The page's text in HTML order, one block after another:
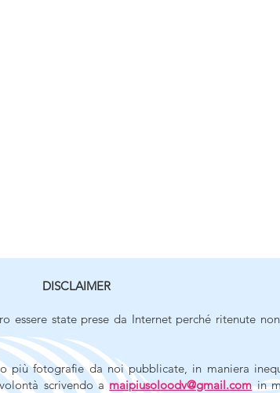
DISCLAIMER
essere state prese da Internet perché ritenute
più fotografie da noi pubblicate, in maniera
scrivendo amaipiusoloodv@gmail.comin